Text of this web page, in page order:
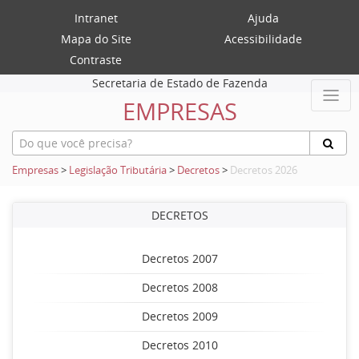
Intranet
Ajuda
Mapa do Site
Acessibilidade
Contraste
Secretaria de Estado de Fazenda
EMPRESAS
Empresas> Legislação Tributária> Decretos> Decretos 2026
DECRETOS
Decretos 2007
Decretos 2008
Decretos 2009
Decretos 2010